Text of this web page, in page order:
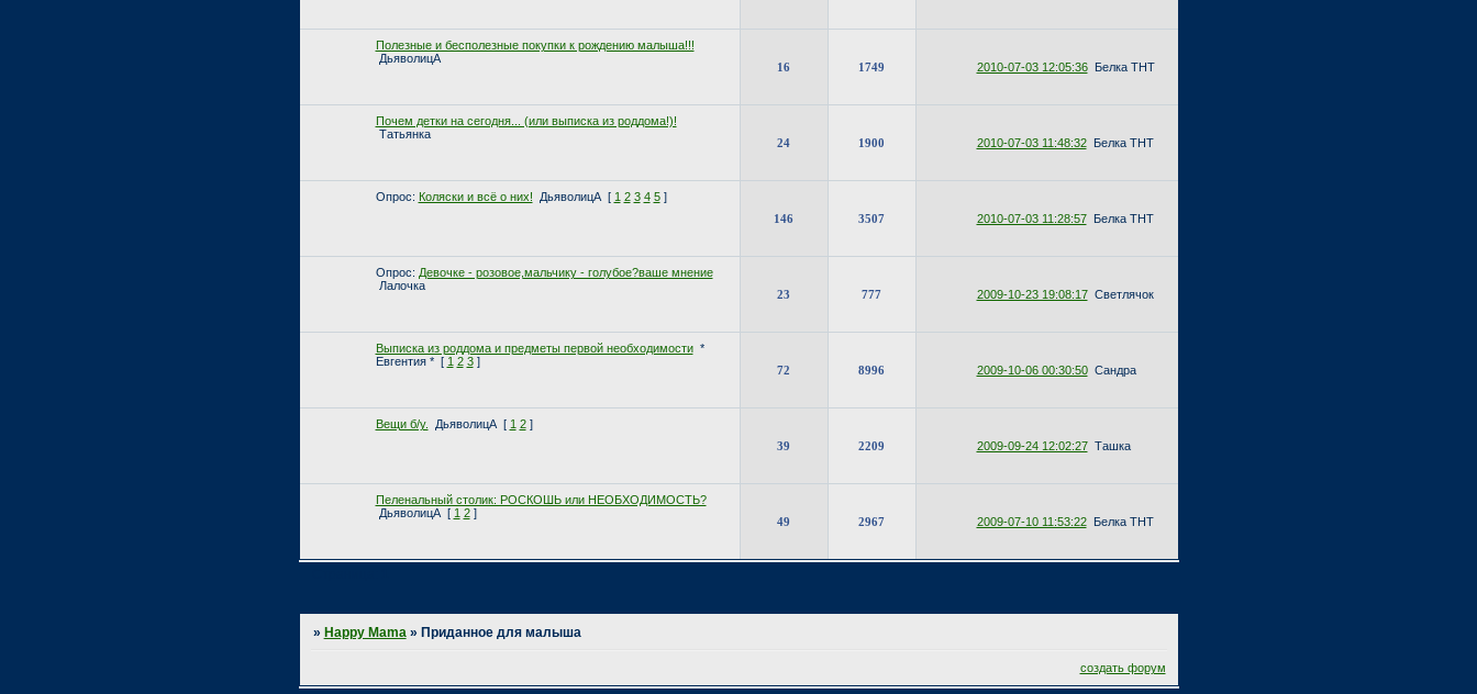
Полезные и бесполезные покупки к рождению малыша!!!
ДьяволицА
16 1749 2010-07-03 12:05:36 Белка ТНТ
Почем детки на сегодня... (или выписка из роддома!)!
Татьянка
24 1900 2010-07-03 11:48:32 Белка ТНТ
Опрос: Коляски и всё о них! ДьяволицА [ 1 2 3 4 5 ]
146
3507 2010-07-03 11:28:57 Белка ТНТ
Опрос: Девочке - розовое,мальчику - голубое?ваше мнение
Лалочка
23 777 2009-10-23 19:08:17 Светлячок
Выписка из роддома и предметы первой необходимости *
Евгентия * [ 1 2 3 ]
72 8996 2009-10-06 00:30:50 Сандра
Вещи б/у. ДьяволицА [ 1 2 ]
39
2209 2009-09-24 12:02:27 Ташка
Пеленальный столик: РОСКОШЬ или НЕОБХОДИМОСТЬ?
ДьяволицА [ 1 2 ]
49 2967 2009-07-10 11:53:22 Белка ТНТ
» Happy Mama » Приданное для малыша
создать форум